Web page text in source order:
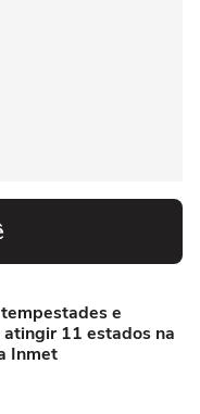
e
11 estados na
Inmet